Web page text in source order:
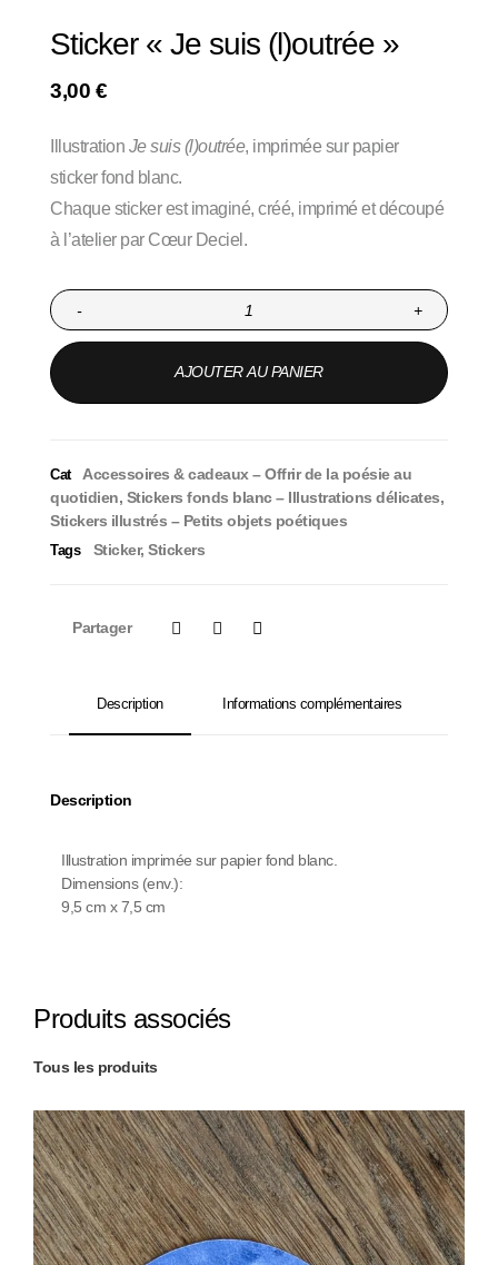
Sticker « Je suis (l)outrée »
3,00 €
Illustration Je suis (l)outrée, imprimée sur papier
sticker fond blanc.
Chaque sticker est imaginé, créé, imprimé et découpé
à l’atelier par Cœur Deciel.
+
-
AJOUTER AU PANIER
Cat
Accessoires & cadeaux – Offrir de la poésie au
quotidien, Stickers fonds blanc – Illustrations délicates,
Stickers illustrés – Petits objets poétiques
Tags Sticker, Stickers
Partager
Description Informations complémentaires
Description
Illustration imprimée sur papier fond blanc.
Dimensions (env.):
9,5 cm x 7,5 cm
Produits associés
Tous les produits